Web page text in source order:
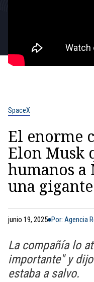
SpaceX
El enorme
Elon Musk
humanos
una
junio 19, 2025 Por: Agencia
La compañía lo
importante" y
estaba a salvo.